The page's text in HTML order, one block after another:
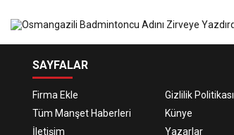
SAYFALAR
Firma Ekle
Gizlilik Politikası
Tüm Manşet Haberleri
Künye
İletişim
Yazarlar